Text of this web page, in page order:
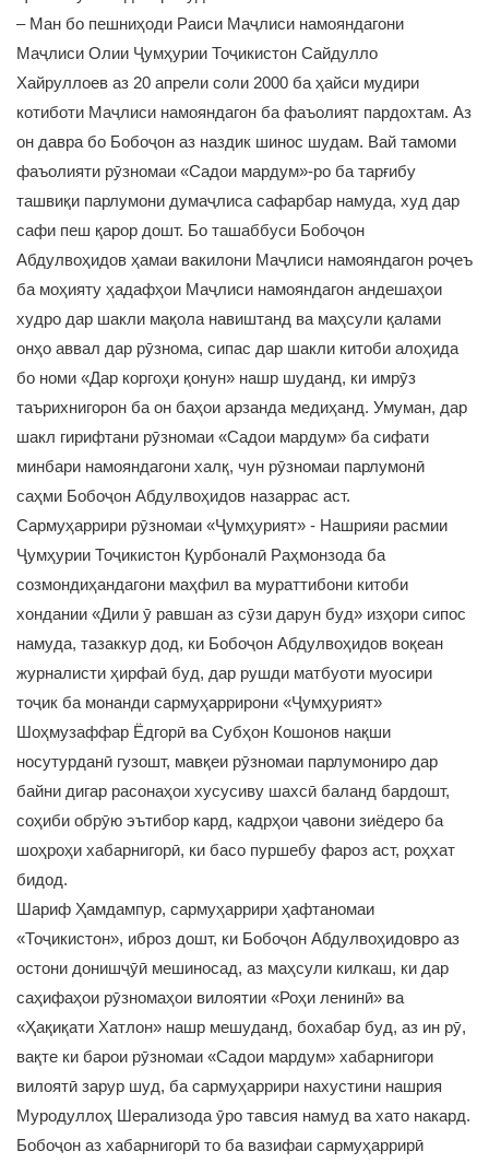
– Ман бо пешниҳоди Раиси Маҷлиси намояндагони
Маҷлиси Олии Ҷумҳурии Тоҷикистон Сайдулло
Хайруллоев аз 20 апрели соли 2000 ба ҳайси мудири
котиботи Маҷлиси намояндагон ба фаъолият пардохтам. Аз
он давра бо Бобоҷон аз наздик шинос шудам. Вай тамоми
фаъолияти рӯзномаи «Садои мардум»-ро ба тарғибу
ташвиқи парлумони думаҷлиса сафарбар намуда, худ дар
сафи пеш қарор дошт. Бо ташаббуси Бобоҷон
Абдулвоҳидов ҳамаи вакилони Маҷлиси намояндагон роҷеъ
ба моҳияту ҳадафҳои Маҷлиси намояндагон андешаҳои
худро дар шакли мақола навиштанд ва маҳсули қалами
онҳо аввал дар рӯзнома, сипас дар шакли китоби алоҳида
бо номи «Дар коргоҳи қонун» нашр шуданд, ки имрӯз
таърихнигорон ба он баҳои арзанда медиҳанд. Умуман, дар
шакл гирифтани рӯзномаи «Садои мардум» ба сифати
минбари намояндагони халқ, чун рӯзномаи парлумонӣ
саҳми Бобоҷон Абдулвоҳидов назаррас аст.
Сармуҳаррири рӯзномаи «Ҷумҳурият» - Нашрияи расмии
Ҷумҳурии Тоҷикистон Қурбоналӣ Раҳмонзода ба
созмондиҳандагони маҳфил ва мураттибони китоби
хондании «Дили ӯ равшан аз сӯзи дарун буд» изҳори сипос
намуда, тазаккур дод, ки Бобоҷон Абдулвоҳидов воқеан
журналисти ҳирфаӣ буд, дар рушди матбуоти муосири
тоҷик ба монанди сармуҳаррирони «Ҷумҳурият»
Шоҳмузаффар Ёдгорӣ ва Субҳон Кошонов нақши
носутурданӣ гузошт, мавқеи рӯзномаи парлумониро дар
байни дигар расонаҳои хусусиву шахсӣ баланд бардошт,
соҳиби обрӯю эътибор кард, кадрҳои ҷавони зиёдеро ба
шоҳроҳи хабарнигорӣ, ки басо пуршебу фароз аст, роҳхат
бидод.
Шариф Ҳамдампур, сармуҳаррири ҳафтаномаи
«Тоҷикистон», иброз дошт, ки Бобоҷон Абдулвоҳидовро аз
остони донишҷӯӣ мешиносад, аз маҳсули килкаш, ки дар
саҳифаҳои рӯзномаҳои вилоятии «Роҳи ленинӣ» ва
«Ҳақиқати Хатлон» нашр мешуданд, бохабар буд, аз ин рӯ,
вақте ки барои рӯзномаи «Садои мардум» хабарнигори
вилоятӣ зарур шуд, ба сармуҳаррири нахустини нашрия
Муродуллоҳ Шерализода ӯро тавсия намуд ва хато накард.
Бобоҷон аз хабарнигорӣ то ба вазифаи сармуҳаррирӣ